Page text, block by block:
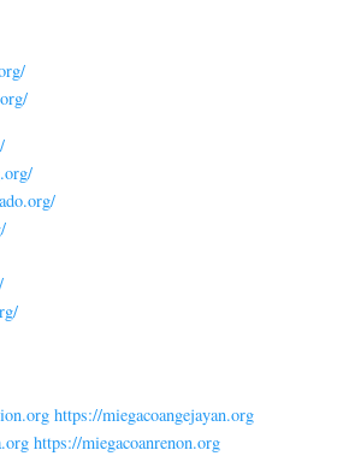
https://miegacoangejayan.org
https://miegacoanrenon.org